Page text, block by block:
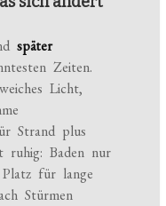
später
Zeiten.
Licht,
Strand plus
Baden nur
für lange
Stürmen